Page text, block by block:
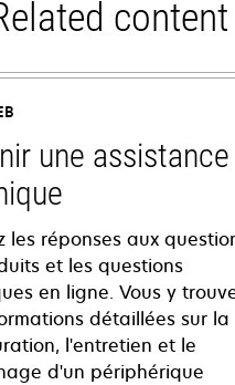
content
une assistance
les réponses aux
et les questions
en ligne. Vous y
détaillées sur la
l'entretien et le
d'un périphérique